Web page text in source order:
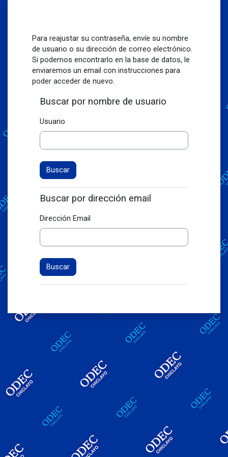
Para reajustar su contraseña, envíe su nombre
de usuario o su dirección de correo electrónico.
Si podemos encontrarlo en la base de datos, le
enviaremos un email con instrucciones para
poder acceder de nuevo.
Buscar por nombre de usuario
Usuario
Buscar por dirección email
Dirección Email